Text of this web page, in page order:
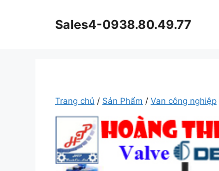
Sales4-0938.80.49.77
Trang chủ / Sản Phẩm / Van công nghiệp